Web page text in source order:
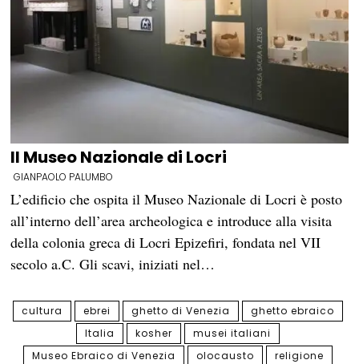
Il Museo Nazionale di Locri
GIANPAOLO PALUMBO
L’edificio che ospita il Museo Nazionale di Locri è posto
all’interno dell’area archeologica e introduce alla visita
della colonia greca di Locri Epizefiri, fondata nel VII
secolo a.C. Gli scavi, iniziati nel…
cultura ebrei ghetto di Venezia
ghetto ebraico
Italia
kosher
musei italiani
Museo Ebraico di Venezia
olocausto
religione